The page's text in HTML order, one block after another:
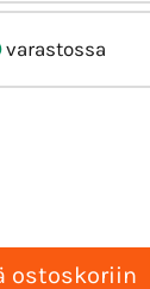
varastossa